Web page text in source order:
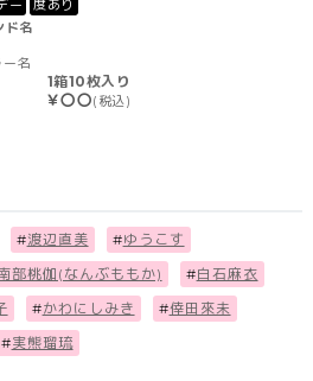
ー
度あり
ド名
ー名
1箱10枚入り
￥〇〇(税込)
#渡辺直美 #ゆうこす
部桃伽(なんぶももか) #白石麻衣
#かわにしみき #倖田來未
#実熊瑠琉